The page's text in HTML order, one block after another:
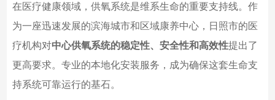
在医疗健康领域，供氧系统是维系生命的重要支持线。作
为一座迅速发展的滨海城市和区域康养中心，日照市的医
疗机构对中心供氧系统的稳定性、安全性和高效性提出了
更高要求。专业的本地化安装服务，成为确保这套生命支
持系统可靠运行的基石。